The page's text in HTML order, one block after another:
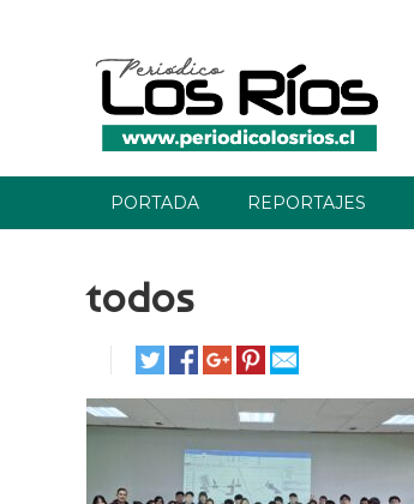
PORTADA REPORTAJES
todos